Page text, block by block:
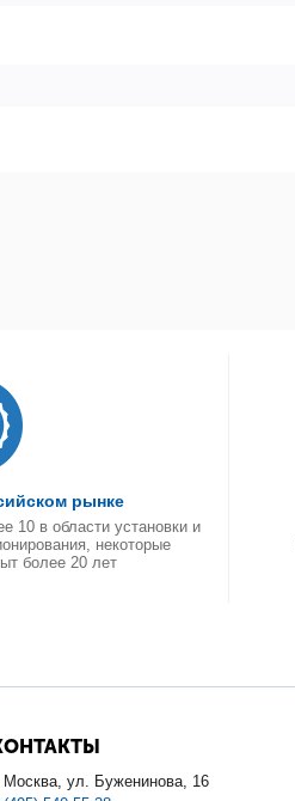
рынке
10 в области установки и
некоторые
более 20 лет
Москва, ул. Буженинова, 16